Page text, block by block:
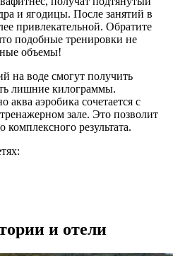
и ягодицы. После занятий в
привлекательной. Обратите
подобные тренировки не
объемы!
на воде смогут получить
лишние килограммы.
аква аэробика сочетается с
зале. Это позволит
комплексного результата.
и отели